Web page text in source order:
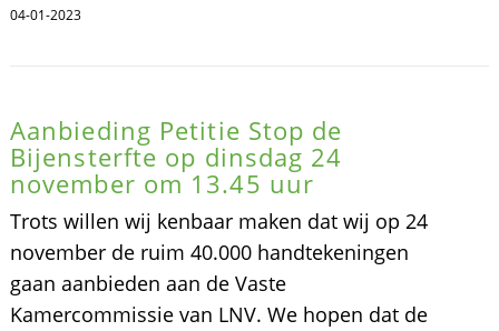
04-01-2023
Aanbieding Petitie Stop de
Bijensterfte op dinsdag 24
november om 13.45 uur
Trots willen wij kenbaar maken dat wij op 24
november de ruim 40.000 handtekeningen
gaan aanbieden aan de Vaste
Kamercommissie van LNV. We hopen dat de